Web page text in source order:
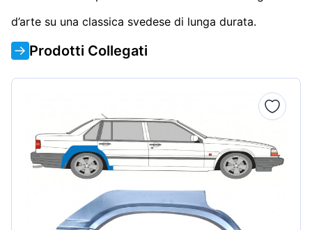
d’arte su una classica svedese di lunga durata.
Prodotti Collegati